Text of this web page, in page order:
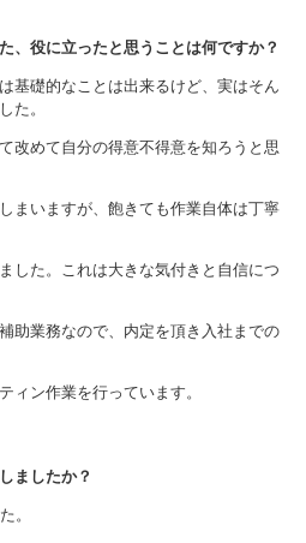
、役に立ったと思うことは何ですか？
基礎的なことは出来るけど、実はそん
た。
改めて自分の得意不得意を知ろうと思
まいますが、飽きても作業自体は丁寧
した。これは大きな気付きと自信につ
助業務なので、内定を頂き入社までの
ィン作業を行っています。
ましたか？
。